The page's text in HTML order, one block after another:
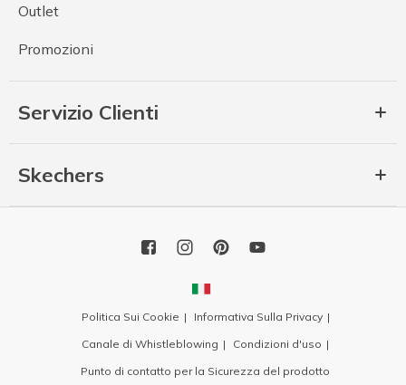
Outlet
Promozioni
Servizio Clienti
Skechers
Politica Sui Cookie
Informativa Sulla Privacy
Canale di Whistleblowing
Condizioni d'uso
Punto di contatto per la Sicurezza del prodotto